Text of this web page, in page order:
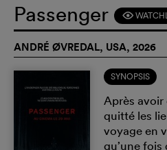
Passenger F
ANDRÉ ØVREDAL, USA, 2026
SYNOPSIS
Après avoir
quitté les
voyage en
qu’une fois